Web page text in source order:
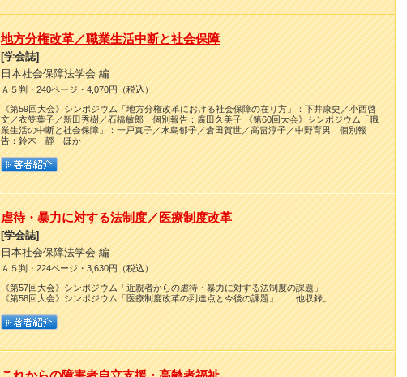
地方分権改革／職業生活中断と社会保障
[学会誌]
日本社会保障法学会 編
Ａ５判・240ページ・4,070円（税込）
《第59回大会》シンポジウム「地方分権改革における社会保障の在り方」：下井康史／小西啓
文／衣笠葉子／新田秀樹／石橋敏郎 個別報告：廣田久美子 《第60回大会》シンポジウム「職
業生活の中断と社会保障」：一戸真子／水島郁子／倉田賀世／高畠淳子／中野育男 個別報
告：鈴木 靜 ほか
虐待・暴力に対する法制度／医療制度改革
[学会誌]
日本社会保障法学会 編
Ａ５判・224ページ・3,630円（税込）
《第57回大会》シンポジウム「近親者からの虐待・暴力に対する法制度の課題」
《第58回大会》シンポジウム「医療制度改革の到達点と今後の課題」 他収録。